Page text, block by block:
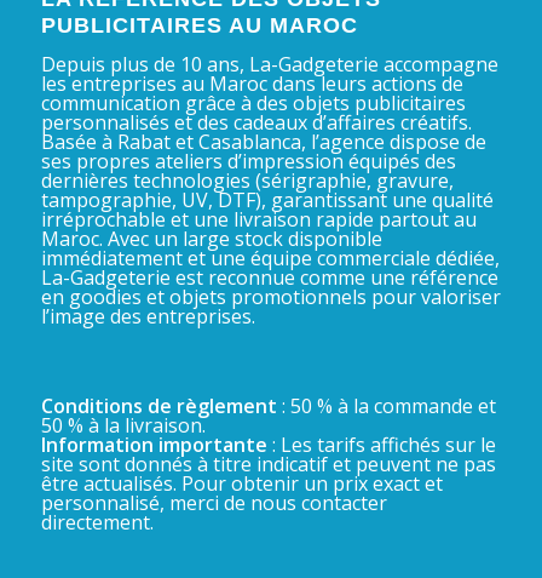
PUBLICITAIRES AU MAROC
Depuis plus de 10 ans, La-Gadgeterie accompagne
les entreprises au Maroc dans leurs actions de
communication grâce à des objets publicitaires
personnalisés et des cadeaux d’affaires créatifs.
Basée à Rabat et Casablanca, l’agence dispose de
ses propres ateliers d’impression équipés des
dernières technologies (sérigraphie, gravure,
tampographie, UV, DTF), garantissant une qualité
irréprochable et une livraison rapide partout au
Maroc. Avec un large stock disponible
immédiatement et une équipe commerciale dédiée,
La-Gadgeterie est reconnue comme une référence
en goodies et objets promotionnels pour valoriser
l’image des entreprises.
Conditions de règlement : 50 % à la commande et
50 % à la livraison.
Information importante : Les tarifs affichés sur le
site sont donnés à titre indicatif et peuvent ne pas
être actualisés. Pour obtenir un prix exact et
personnalisé, merci de nous contacter
directement.